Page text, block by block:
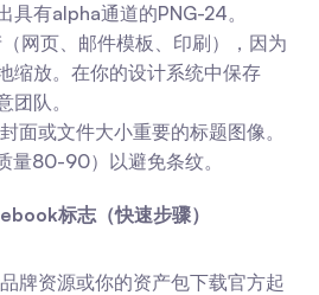
具有alpha通道的PNG-24。
网页、邮件模板、印刷），因为
缩放。在你的设计系统中保存
团队。
面或文件大小重要的标题图像。
量80-90）以避免条纹。
标志（快速步骤）
牌资源或你的资产包下载官方起